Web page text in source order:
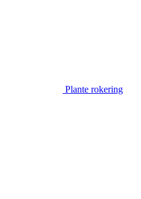
Plante rokering